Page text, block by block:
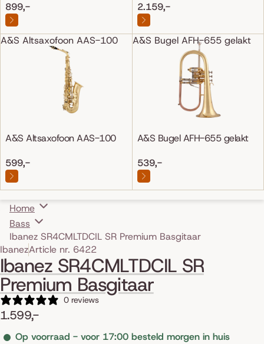
899,-
2.159,-
A&S Altsaxofoon AAS-100
A&S Altsaxofoon AAS-100
599,-
A&S Bugel AFH-655 gelakt
A&S Bugel AFH-655 gelakt
539,-
Home
Bass
Ibanez SR4CMLTDCIL SR Premium Basgitaar
Skip to product information
IbanezArticle nr. 6422
Ibanez SR4CMLTDCIL SR
Premium Basgitaar
0 reviews
1.599,-
Op voorraad - voor 17:00 besteld morgen in huis